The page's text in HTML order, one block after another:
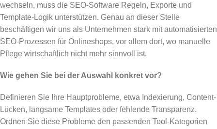
wechseln, muss die SEO-Software Regeln, Exporte und
Template-Logik unterstützen. Genau an dieser Stelle
beschäftigen wir uns als Unternehmen stark mit automatisierten
SEO-Prozessen für Onlineshops, vor allem dort, wo manuelle
Pflege wirtschaftlich nicht mehr sinnvoll ist.
Wie gehen Sie bei der Auswahl konkret vor?
Definieren Sie Ihre Hauptprobleme, etwa Indexierung, Content-
Lücken, langsame Templates oder fehlende Transparenz.
Ordnen Sie diese Probleme den passenden Tool-Kategorien